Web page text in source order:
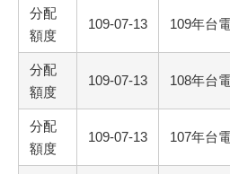
分配
額度
109-07-13 109年台
分配
額度
109-07-13 108年台
分配
額度
109-07-13 107年台